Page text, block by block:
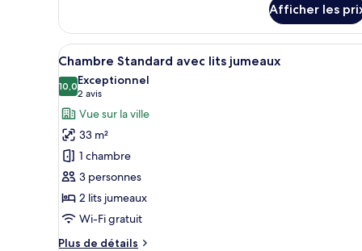
sur
la
ville
Chambre
supérieure,
balcon,
sur
ville
Afficher les
Afficher
toutes
les
photos
pour
ce
type
de
chambre :
Chambre
Standard
Chambre Standard avec lits
9
Chambre Standard avec lits jumeaux
10,010,0 sur 10
Exceptionnel
2 avis
(2 avis)
Vue sur la ville
33 m²
1 chambre
3 personnes
2 lits jumeaux
Wi-Fi gratuit
Plus de détails
Plus